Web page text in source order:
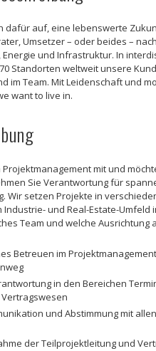
dafür auf, eine lebenswerte
Umsetzer – oder beides –
und Infrastruktur. In
Standorten weltweit unsere
im Team. Mit Leidenschaft und
want to live in.
Projektmanagement mit und
Sie Verantwortung für
Wir setzen Projekte in
und Real-Estate-
Team und welche Ausrichtung
Betreuen im
in den Bereichen
und Abstimmung mit
der Teilprojektleitung und